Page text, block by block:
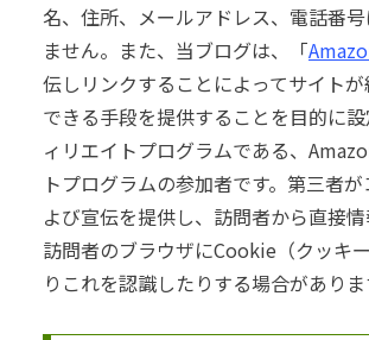
名、住所、メールアドレス、電話番
ません。また、当ブログは、「
伝しリンクすることによってサイト
できる手段を提供することを目的に
ィリエイトプログラムである、
トプログラムの参加者です。第三者
よび宣伝を提供し、訪問者から直接情
訪問者のブラウザにCookie（クッキ
りこれを認識したりする場合がありま